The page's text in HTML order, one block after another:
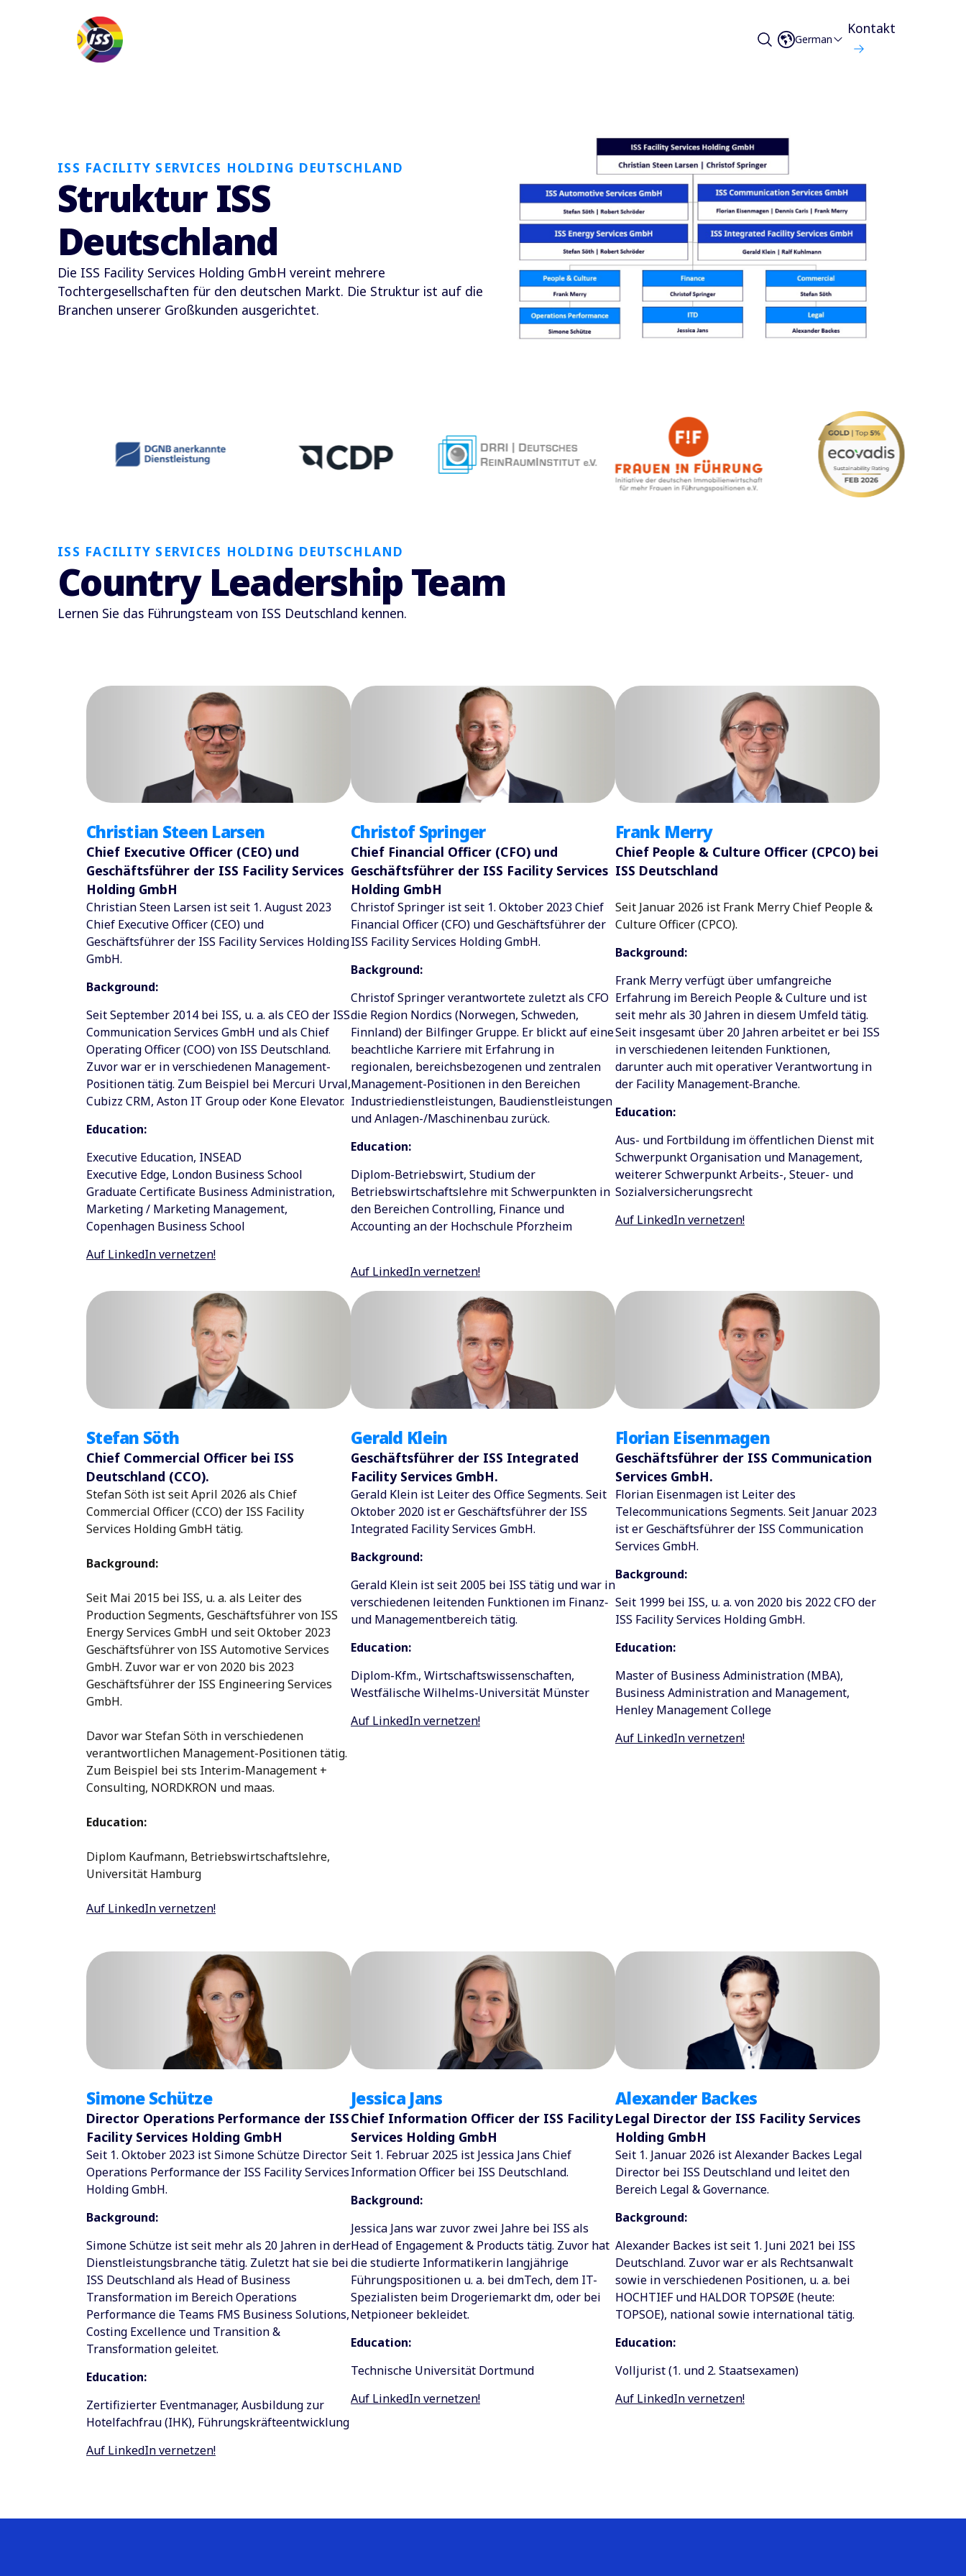
German
Kontakt
ISS FACILITY SERVICES HOLDING DEUTSCHLAND
Struktur ISS
Deutschland
Die ISS Facility Services Holding GmbH vereint mehrere
Tochtergesellschaften für den deutschen Markt. Die Struktur ist auf die
Branchen unserer Großkunden ausgerichtet.
ISS FACILITY SERVICES HOLDING DEUTSCHLAND
Country Leadership Team
Lernen Sie das Führungsteam von ISS Deutschland kennen.
Christian Steen Larsen
Chief Executive Officer (CEO) und
Geschäftsführer der ISS Facility Services
Holding GmbH
Christian Steen Larsen ist seit 1. August 2023
Chief Executive Officer (CEO) und
Geschäftsführer der ISS Facility Services Holding
GmbH.
Background:
Seit September 2014 bei ISS, u. a. als CEO der ISS
Communication Services GmbH und als Chief
Operating Officer (COO) von ISS Deutschland.
Zuvor war er in verschiedenen Management-
Positionen tätig. Zum Beispiel bei Mercuri Urval,
Cubizz CRM, Aston IT Group oder Kone Elevator.
Education:
Executive Education, INSEAD
Executive Edge, London Business School
Graduate Certificate Business Administration,
Marketing / Marketing Management,
Copenhagen Business School
Auf LinkedIn vernetzen!
Christof Springer
Chief Financial Officer (CFO) und
Geschäftsführer der ISS Facility Services
Holding GmbH
Christof Springer ist seit 1. Oktober 2023 Chief
Financial Officer (CFO) und Geschäftsführer der
ISS Facility Services Holding GmbH.
Background:
Christof Springer verantwortete zuletzt als CFO
die Region Nordics (Norwegen, Schweden,
Finnland) der Bilfinger Gruppe. Er blickt auf eine
beachtliche Karriere mit Erfahrung in
regionalen, bereichsbezogenen und zentralen
Management-Positionen in den Bereichen
Industriedienstleistungen, Baudienstleistungen
und Anlagen-/Maschinenbau zurück.
Education:
Diplom-Betriebswirt, Studium der
Betriebswirtschaftslehre mit Schwerpunkten in
den Bereichen Controlling, Finance und
Accounting an der Hochschule Pforzheim
Auf LinkedIn vernetzen!
Frank Merry
Chief People & Culture Officer (CPCO) bei
ISS Deutschland
Seit Januar 2026 ist Frank Merry Chief People &
Culture Officer (CPCO).
Background:
Frank Merry verfügt über umfangreiche
Erfahrung im Bereich People & Culture und ist
seit mehr als 30 Jahren in diesem Umfeld tätig.
Seit insgesamt über 20 Jahren arbeitet er bei ISS
in verschiedenen leitenden Funktionen,
darunter auch mit operativer Verantwortung in
der Facility Management‑Branche.
Education:
Aus- und Fortbildung im öffentlichen Dienst mit
Schwerpunkt Organisation und Management,
weiterer Schwerpunkt Arbeits-, Steuer- und
Sozialversicherungsrecht
Auf LinkedIn vernetzen!
Stefan Söth
Chief Commercial Officer bei ISS
Deutschland (CCO).
Stefan Söth ist seit April 2026 als Chief
Commercial Officer (CCO) der ISS Facility
Services Holding GmbH tätig.
Background:
Seit Mai 2015 bei ISS, u. a. als Leiter des
Production Segments, Geschäftsführer von ISS
Energy Services GmbH und seit Oktober 2023
Geschäftsführer von ISS Automotive Services
GmbH. Zuvor war er von 2020 bis 2023
Geschäftsführer der ISS Engineering Services
GmbH.
Davor war Stefan Söth in verschiedenen
verantwortlichen Management-Positionen tätig.
Zum Beispiel bei sts Interim-Management +
Consulting, NORDKRON und maas.
Education:
Diplom Kaufmann, Betriebswirtschaftslehre,
Universität Hamburg
Auf LinkedIn vernetzen!
Gerald Klein
Geschäftsführer der ISS Integrated
Facility Services GmbH.
Gerald Klein ist Leiter des Office Segments. Seit
Oktober 2020 ist er Geschäftsführer der ISS
Integrated Facility Services GmbH.
Background:
Gerald Klein ist seit 2005 bei ISS tätig und war in
verschiedenen leitenden Funktionen im Finanz‑
und Managementbereich tätig.
Education:
Diplom-Kfm., Wirtschaftswissenschaften,
Westfälische Wilhelms-Universität Münster
Auf LinkedIn vernetzen!
Florian Eisenmagen
Geschäftsführer der ISS Communication
Services GmbH.
Florian Eisenmagen ist Leiter des
Telecommunications Segments. Seit Januar 2023
ist er Geschäftsführer der ISS Communication
Services GmbH.
Background:
Seit 1999 bei ISS, u. a. von 2020 bis 2022 CFO der
ISS Facility Services Holding GmbH.
Education:
Master of Business Administration (MBA),
Business Administration and Management,
Henley Management College
Auf LinkedIn vernetzen!
Simone Schütze
Director Operations Performance der ISS
Facility Services Holding GmbH
Seit 1. Oktober 2023 ist Simone Schütze Director
Operations Performance der ISS Facility Services
Holding GmbH.
Background:
Simone Schütze ist seit mehr als 20 Jahren in der
Dienstleistungsbranche tätig. Zuletzt hat sie bei
ISS Deutschland als Head of Business
Transformation im Bereich Operations
Performance die Teams FMS Business Solutions,
Costing Excellence und Transition &
Transformation geleitet.
Education:
Zertifizierter Eventmanager, Ausbildung zur
Hotelfachfrau (IHK), Führungskräfteentwicklung
Auf LinkedIn vernetzen!
Jessica Jans
Chief Information Officer der ISS Facility
Services Holding GmbH
Seit 1. Februar 2025 ist Jessica Jans Chief
Information Officer bei ISS Deutschland.
Background:
Jessica Jans war zuvor zwei Jahre bei ISS als
Head of Engagement & Products tätig. Zuvor hat
die studierte Informatikerin langjährige
Führungspositionen u. a. bei dmTech, dem IT-
Spezialisten beim Drogeriemarkt dm, oder bei
Netpioneer bekleidet.
Education:
Technische Universität Dortmund
Auf LinkedIn vernetzen!
Alexander Backes
Legal Director der ISS Facility Services
Holding GmbH
Seit 1. Januar 2026 ist Alexander Backes Legal
Director bei ISS Deutschland und leitet den
Bereich Legal & Governance.
Background:
Alexander Backes ist seit 1. Juni 2021 bei ISS
Deutschland. Zuvor war er als Rechtsanwalt
sowie in verschiedenen Positionen, u. a. bei
HOCHTIEF und HALDOR TOPSØE (heute:
TOPSOE), national sowie international tätig.
Education:
Volljurist (1. und 2. Staatsexamen)
Auf LinkedIn vernetzen!